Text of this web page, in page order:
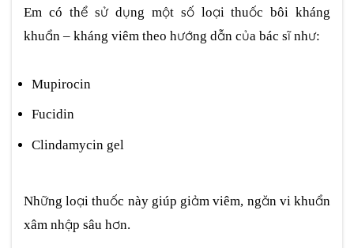
Em có thể sử dụng một số loại thuốc bôi kháng
khuẩn – kháng viêm theo hướng dẫn của bác sĩ như:
Mupirocin
Fucidin
Clindamycin gel
Những loại thuốc này giúp giảm viêm, ngăn vi khuẩn
xâm nhập sâu hơn.